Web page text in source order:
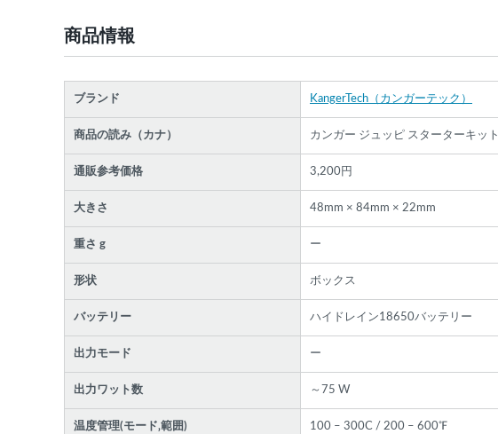
商品情報
ブランド KangerTech（カンガーテック）
商品の読み（カナ） カンガー ジュッピ スターターキット
通販参考価格 3,200円
大きさ 48mm × 84mm × 22mm
重さ g ー
形状 ボックス
バッテリー ハイドレイン18650バッテリー
出力モード ー
出力ワット数 ～75 W
温度管理(モード‚範囲) 100 – 300C / 200 – 600℉
現在の絞り込み条件をすべてクリア